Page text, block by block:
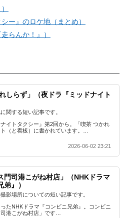
ー』のロケ地（まとめ）
らんか！』）
しらず」（夜ドラ『ミッドナイト
関する短い記事です。
イトタクシー』第2回から。「喫茶 つかれ
（と看板）に書かれています。…
2026-06-02 23:21
門司港こがね村店」（NHKドラマ
弟』）
影場所についての短い記事です。
たNHKドラマ『コンビニ兄弟』。コンビニ
司港こがね村店」です…